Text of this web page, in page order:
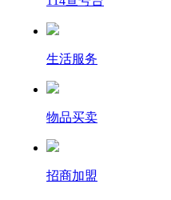
生活服务
物品买卖
招商加盟